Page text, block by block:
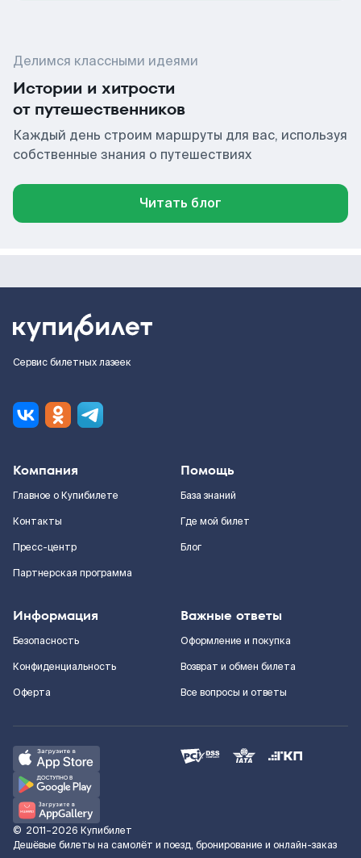
Делимся классными идеями
Истории и хитрости
от путешественников
Каждый день строим маршруты для вас, используя
собственные знания о путешествиях
Читать блог
Сервис билетных лазеек
Компания
Главное о Купибилете
Контакты
Пресс-центр
Партнерская программа
Помощь
База знаний
Где мой билет
Блог
Информация
Безопасность
Конфиденциальность
Оферта
Важные ответы
Оформление и покупка
Возврат и обмен билета
Все вопросы и ответы
© 2011–2026 Купибилет
Дешёвые билеты на самолёт и поезд, бронирование и онлайн-заказ